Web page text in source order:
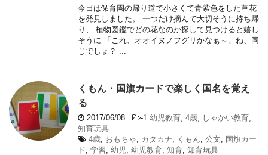
今日は保育園の帰り道で小さくて青紫色をした草花
を発見しました。 一つだけ摘んで大切そうに持ち帰
り、 植物図鑑でどの花なのか探して見つけると嬉し
そうに 「これ、オオイヌノフグリかなぁ～。ね、同
じでしょ？ ...
くもん・国旗カードで楽しく国名を覚え
る
2017/06/08 -1.幼児教育, 4歳, しゃかい教育,
知育玩具
4歳, おもちゃ, カタカナ, くもん, 公文, 国旗カー
ド, 学習, 幼児, 幼児教育, 知育, 知育玩具